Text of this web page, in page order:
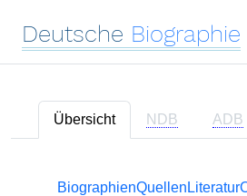
Deutsche Biographie
Übersicht NDB ADB
BiographienQuellen Literatur